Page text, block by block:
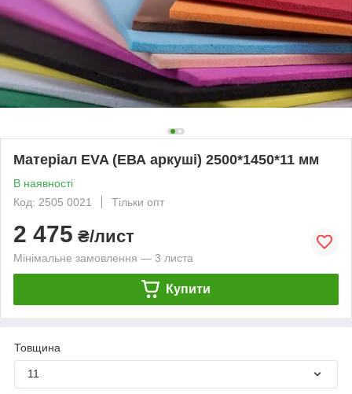
Матеріал EVA (ЕВА аркуші) 2500*1450*11 мм
В наявності
Код: 2505 0021
Тільки опт
2 475 ₴/лист
Мінімальне замовлення — 3 листа
Купити
Товщина
11